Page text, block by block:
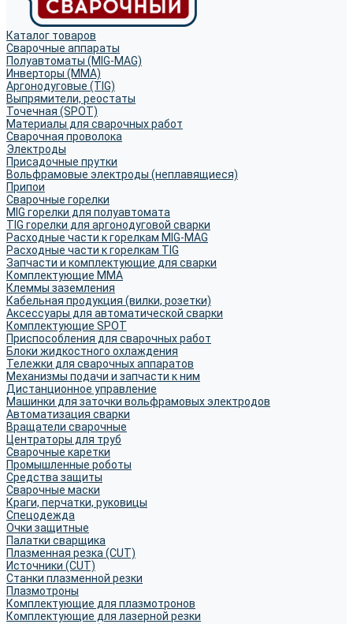
Каталог товаров
Сварочные аппараты
Полуавтоматы (MIG-MAG)
Инверторы (MMA)
Аргонодуговые (TIG)
Выпрямители, реостаты
Точечная (SPOT)
Материалы для сварочных работ
Сварочная проволока
Электроды
Присадочные прутки
Вольфрамовые электроды (неплавящиеся)
Припои
Сварочные горелки
MIG горелки для полуавтомата
TIG горелки для аргонодуговой сварки
Расходные части к горелкам MIG-MAG
Расходные части к горелкам TIG
Запчасти и комплектующие для сварки
Комплектующие ММА
Клеммы заземления
Кабельная продукция (вилки, розетки)
Аксессуары для автоматической сварки
Комплектующие SPOT
Приспособления для сварочных работ
Блоки жидкостного охлаждения
Тележки для сварочных аппаратов
Механизмы подачи и запчасти к ним
Дистанционное управление
Машинки для заточки вольфрамовых электродов
Автоматизация сварки
Вращатели сварочные
Центраторы для труб
Сварочные каретки
Промышленные роботы
Средства защиты
Сварочные маски
Краги, перчатки, руковицы
Спецодежда
Очки защитные
Палатки сварщика
Плазменная резка (CUT)
Источники (CUT)
Станки плазменной резки
Плазмотроны
Комплектующие для плазмотронов
Комплектующие для лазерной резки